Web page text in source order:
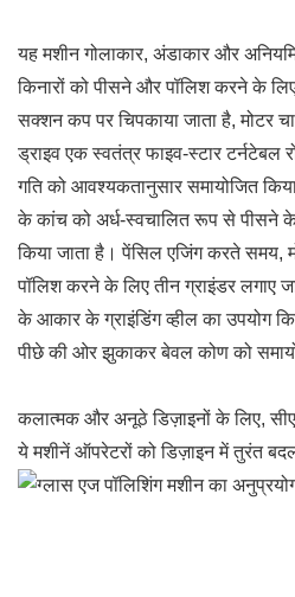
यह मशीन गोलाकार, अंडाकार और
किनारों को पीसने और पॉलिश करने के
सक्शन कप पर चिपकाया जाता है, मोटर
ड्राइव एक स्वतंत्र फाइव-स्टार टर्नटेबल
गति को आवश्यकतानुसार समायोजित
के कांच को अर्ध-स्वचालित रूप से पीसने
किया जाता है। पेंसिल एजिंग करते समय,
पॉलिश करने के लिए तीन ग्राइंडर लगाए
के आकार के ग्राइंडिंग व्हील का उपयोग
पीछे की ओर झुकाकर बेवल कोण को
कलात्मक और अनूठे डिज़ाइनों के लिए,
ये मशीनें ऑपरेटरों को डिज़ाइन में तुरंत